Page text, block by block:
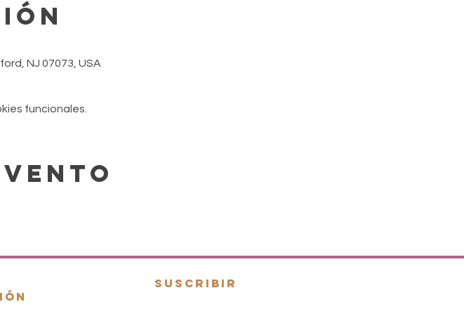
NJ 07073, USA
funcionales.
SUSCRIBIR